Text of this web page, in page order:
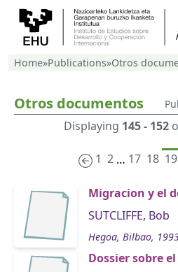
Home»Publications»Otros
Otros documentos
Displaying 145 - 152
1 2 … 17 18 19
Migracion y el
SUTCLIFFE, Bob
Hegoa, Bilbao,
Dossier sobre